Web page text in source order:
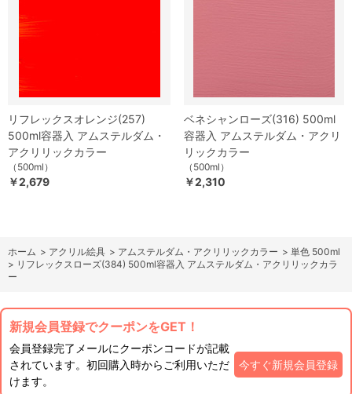
リフレックスオレンジ(257)
500ml容器入 アムステルダム・
アクリリックカラー
（500ml）
￥2,679
ベネシャンローズ(316) 500ml
容器入 アムステルダム・アクリ
リックカラー
（500ml）
￥2,310
ホーム > アクリル絵具 > アムステルダム・アクリリックカラー > 単色 500ml
> リフレックスローズ(384) 500ml容器入 アムステルダム・アクリリックカラ
ー
新規会員登録でクーポンをGET！
会員登録完了メールにクーポンコードが記載
されています。初回購入時からご利用いただ
けます。
今すぐ新規会員登録